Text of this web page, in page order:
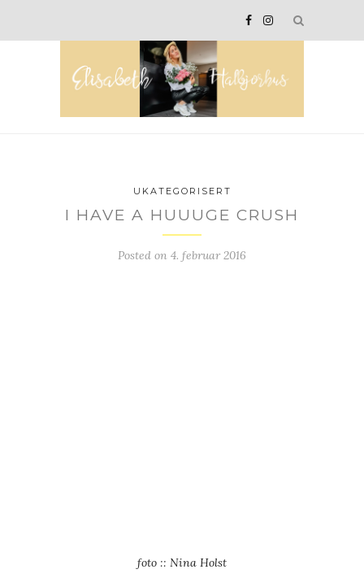
UKATEGORISERT
I HAVE A HUUUGE CRUSH
Posted on 4. februar 2016
foto :: Nina Holst